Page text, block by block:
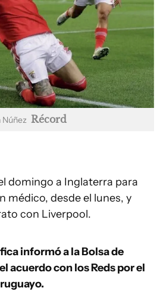
Núñez Récord
domingo a Inglaterra para
médico, desde el lunes, y
con Liverpool.
informó a la Bolsa de
acuerdo con los Reds por el